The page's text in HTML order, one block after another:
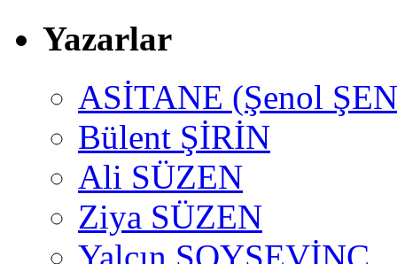
Yazarlar
ASİTANE (Şenol
Bülent ŞİRİN
Ali SÜZEN
Ziya SÜZEN